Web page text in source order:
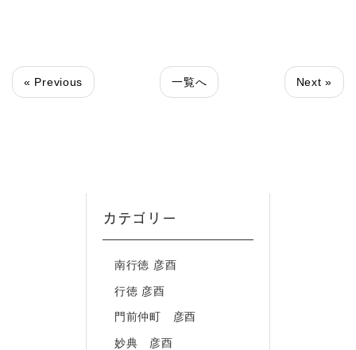
« Previous 一覧へ Next »
カテゴリー
南行徳 彦酉
行徳 彦酉
門前仲町 彦酉
妙典 彦酉